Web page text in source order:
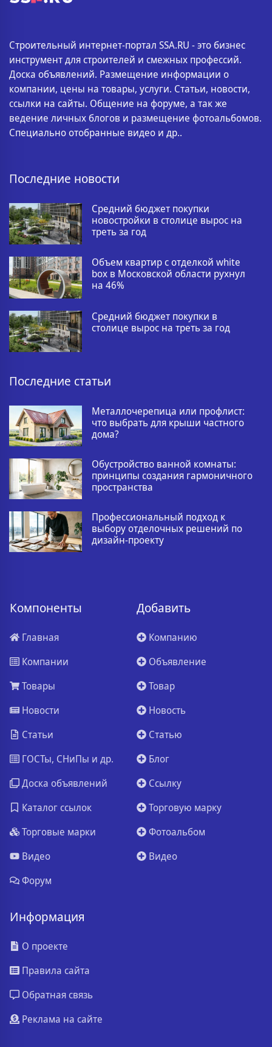
Строительный интернет-портал SSA.RU - это бизнес
инструмент для строителей и смежных профессий.
Доска объявлений. Размещение информации о
компании, цены на товары, услуги. Статьи, новости,
ссылки на сайты. Общение на форуме, а так же
ведение личных блогов и размещение фотоальбомов.
Специально отобранные видео и др..
Последние новости
Средний бюджет покупки
новостройки в столице вырос на
треть за год
Объем квартир с отделкой white
box в Московской области рухнул
на 46%
Средний бюджет покупки в
столице вырос на треть за год
Последние статьи
Металлочерепица или профлист:
что выбрать для крыши частного
дома?
Обустройство ванной комнаты:
принципы создания гармоничного
пространства
Профессиональный подход к
выбору отделочных решений по
дизайн-проекту
Компоненты
Главная
Компании
Товары
Новости
Статьи
ГОСТы, СНиПы и др.
Доска объявлений
Каталог ссылок
Торговые марки
Видео
Форум
Добавить
Компанию
Объявление
Товар
Новость
Статью
Блог
Ссылку
Торговую марку
Фотоальбом
Видео
Информация
О проекте
Правила сайта
Обратная связь
Реклама на сайте